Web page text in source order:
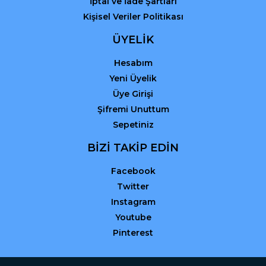
Kişisel Veriler Politikası
ÜYELİK
Hesabım
Yeni Üyelik
Üye Girişi
Şifremi Unuttum
Sepetiniz
BİZİ TAKİP EDİN
Facebook
Twitter
Instagram
Youtube
Pinterest